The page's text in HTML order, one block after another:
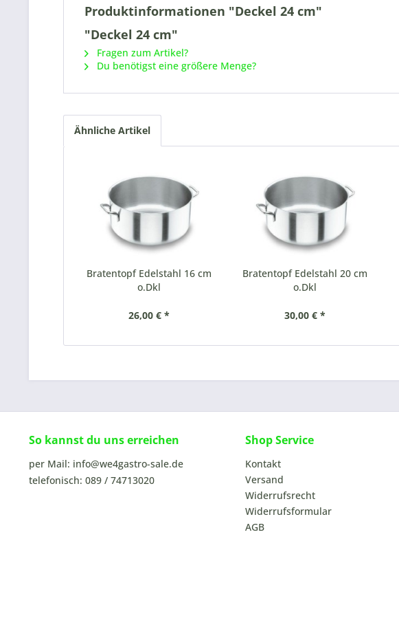
Produktinformationen "Deckel 24 cm"
"Deckel 24 cm"
Fragen zum Artikel?
Du benötigst eine größere Menge?
Ähnliche Artikel
Bratentopf Edelstahl 16 cm
o.Dkl
26,00 € *
Bratentopf Edelstahl 20 cm
o.Dkl
30,00 € *
So kannst du uns erreichen
per Mail: info@we4gastro-sale.de
telefonisch: 089 / 74713020
Shop Service
Kontakt
Versand
Widerrufsrecht
Widerrufsformular
AGB